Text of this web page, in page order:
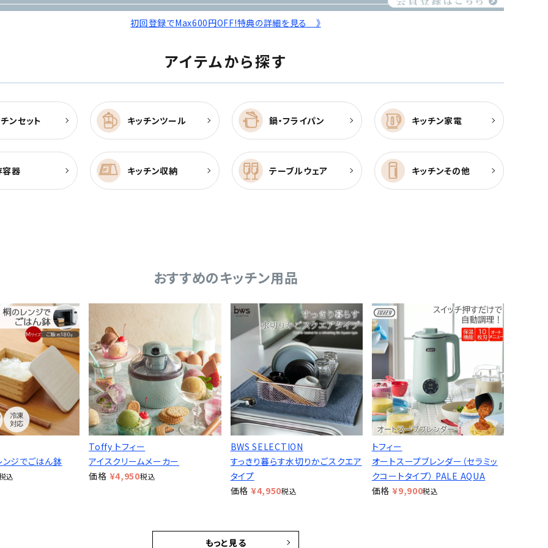
初回登録でMax600円OFF!特典の詳細を見る 》
アイテムから探す
ンセット キッチンツール 鍋・フライパン キッチン家電
容器 キッチン収納 テーブルウェア キッチンその他
おすすめのキッチン用品
ジでごはん鉢
込
Toffy トフィー
アイスクリームメーカー
価格 ¥4,950税込
BWS SELECTION
すっきり暮らす水切りかごスクエア
タイプ
価格 ¥4,950税込
トフィー
オートスープブレンダー（セラミッ
クコートタイプ） PALE AQUA
価格 ¥9,900税込
もっと見る